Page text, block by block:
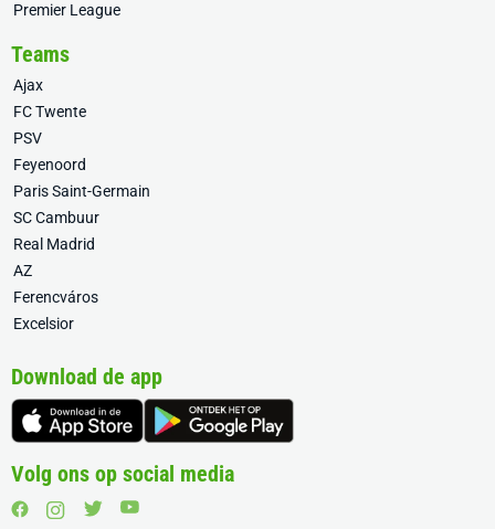
Premier League
Teams
Ajax
FC Twente
PSV
Feyenoord
Paris Saint-Germain
SC Cambuur
Real Madrid
AZ
Ferencváros
Excelsior
Download de app
Volg ons op social media